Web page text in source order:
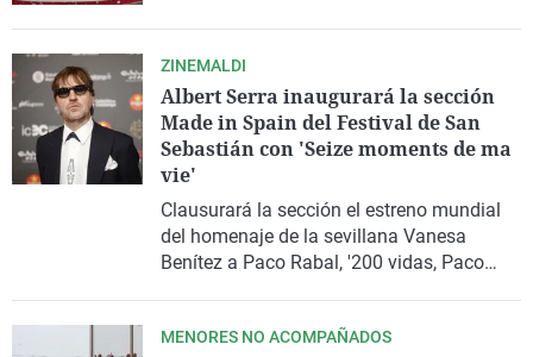
ZINEMALDI
Albert Serra inaugurará la sección
Made in Spain del Festival de San
Sebastián con 'Seize moments de ma
vie'
Clausurará la sección el estreno mundial
del homenaje de la sevillana Vanesa
Benítez a Paco Rabal, '200 vidas, Paco
MENORES NO ACOMPAÑADOS